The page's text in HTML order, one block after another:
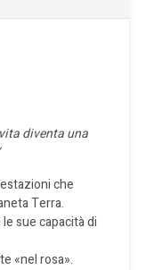
diventa una
che
Terra.
sue capacità di
«nel rosa».